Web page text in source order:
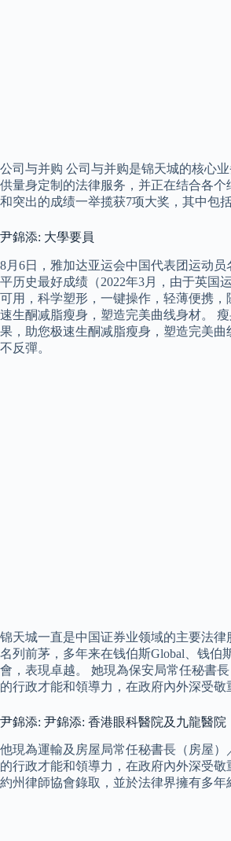
公司与并购 公司与并购是锦天城的核心
供量身定制的法律服务，并正在结合各
和突出的成绩一举揽获7项大奖，其中包
尹錦添: 大學要員
8月6日，雅加达亚运会中国代表团运动
平历史最好成绩（2022年3月，由于英国
可用，科学塑形，一键操作，轻薄便携
速生酮减脂瘦身，塑造完美曲线身材。
果，助您极速生酮减脂瘦身，塑造完美
不反彈。
锦天城一直是中国证券业领域的主要法
名列前茅，多年来在钱伯斯Global、钱伯
會，表現卓越。 她現為保安局常任秘書
的行政才能和領導力，在政府內外深受
尹錦添: 尹錦添: 香港眼科醫院及九龍醫院
他現為運輸及房屋局常任秘書長（房屋
的行政才能和領導力，在政府內外深受敬
約州律師協會錄取，並於法律界擁有多年